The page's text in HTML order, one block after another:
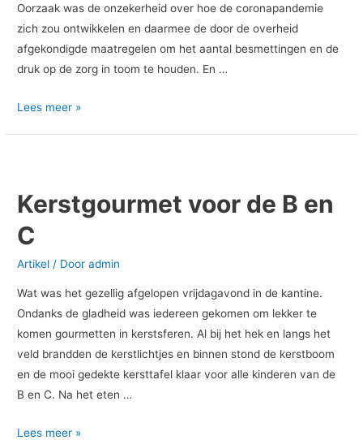
Oorzaak was de onzekerheid over hoe de coronapandemie
zich zou ontwikkelen en daarmee de door de overheid
afgekondigde maatregelen om het aantal besmettingen en de
druk op de zorg in toom te houden. En …
Lees meer »
Kerstgourmet voor de B en
C
Artikel / Dooradmin
Wat was het gezellig afgelopen vrijdagavond in de kantine.
Ondanks de gladheid was iedereen gekomen om lekker te
komen gourmetten in kerstsferen. Al bij het hek en langs het
veld brandden de kerstlichtjes en binnen stond de kerstboom
en de mooi gedekte kersttafel klaar voor alle kinderen van de
B en C. Na het eten …
de
en
C
Lees meer »